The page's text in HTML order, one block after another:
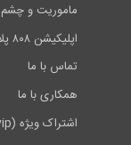
ماموریت و چشم
اپلیکیشن ۸۰۸ پلاس
تماس با ما
همکاری با ما
اشتراک ویژه (vip)